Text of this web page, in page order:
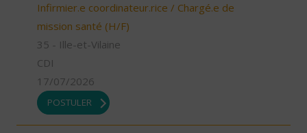
Infirmier.e coordinateur.rice / Chargé.e de
mission santé (H/F)
35 - Ille-et-Vilaine
CDI
17/07/2026
POSTULER